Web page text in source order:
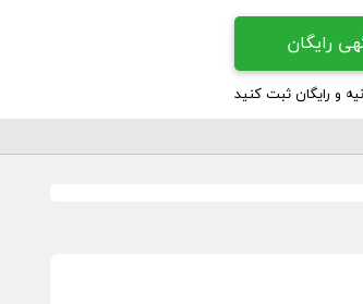
رایگان
و رایگان ثبت کنید